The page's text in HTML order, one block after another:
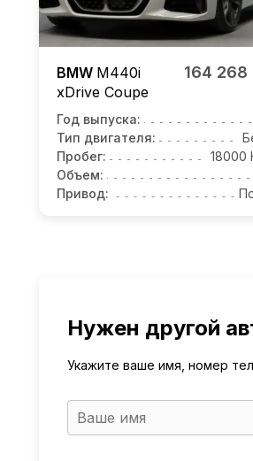
BMW M440i
xDrive Coupe
164 268
Год выпуска:
Тип двигателя:
Пробег:
18000
Объем:
Привод:
Нужен другой
Укажите ваше имя, номер